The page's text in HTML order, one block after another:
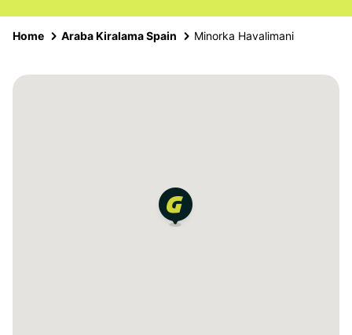
Home Araba Kiralama Spain Minorka Havalimani